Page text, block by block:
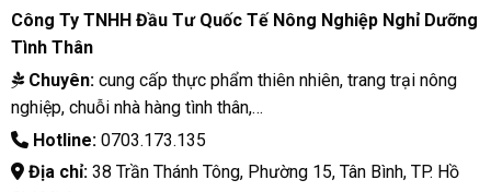
Công Ty TNHH Đầu Tư Quốc Tế Nông Nghiệp Nghỉ Dưỡng
Tình Thân
Chuyên:cung cấp thực phẩm thiên nhiên, trang trại nông
nghiệp, chuỗi nhà hàng tình thân,…
Hotline:0703.173.135
Địa chỉ:38 Trần Thánh Tông, Phường 15, Tân Bình, TP. Hồ